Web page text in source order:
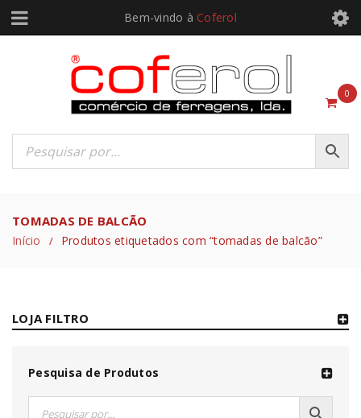
Bem-vindo à Coferol
0
TOMADAS DE BALCÃO
Início / Produtos etiquetados com “tomadas de balcão”
LOJA FILTRO
Pesquisa de Produtos